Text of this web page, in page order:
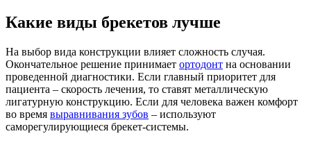
Какие виды брекетов лучше
На выбор вида конструкции влияет сложность случая.
Окончательное решение принимает ортодонт на основании
проведенной диагностики. Если главный приоритет для
пациента – скорость лечения, то ставят металлическую
лигатурную конструкцию. Если для человека важен комфорт
во время выравнивания зубов – используют
саморегулирующиеся брекет-системы.